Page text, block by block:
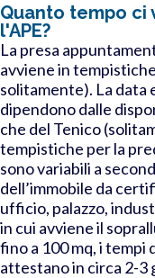
Quanto tempo
l'APE?
La presa
avviene in
solitamente). La data
dipendono dalle
che del Tenico
tempistiche per la
sono variabili a
dell’immobile da
ufficio, palazzo,
in cui avviene il
fino a 100 mq, i tempi
attestano in circa 2-3